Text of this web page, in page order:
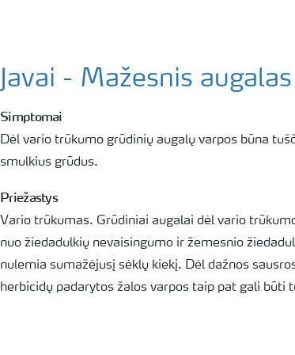
Javai - Mažesnis augalas
Simptomai
Dėl vario trūkumo grūdinių augalų varpos būna
smulkius grūdus.
Priežastys
Vario trūkumas. Grūdiniai augalai dėl vario
nuo žiedadulkių nevaisingumo ir žemesnio
nulemia sumažėjusį sėklų kiekį. Dėl dažnos
herbicidų padarytos žalos varpos taip pat gali būti